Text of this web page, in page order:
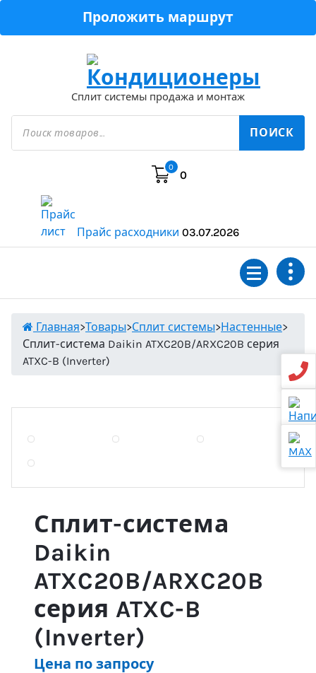
Проложить маршрут
Сплит системы продажа и монтаж
Поиск
товаров
ПОИСК
0
0
Прайс расходники 03.07.2026
Главная>Товары>Сплит системы>Настенные>
Сплит-система Daikin ATXC20B/ARXC20B серия
ATXC-B (Inverter)
Сплит-система
Daikin
ATXC20B/ARXC20B
серия ATXC-B
(Inverter)
Цена по запросу